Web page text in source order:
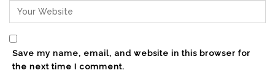
Save my name, email, and website in this browser for
the next time I comment.